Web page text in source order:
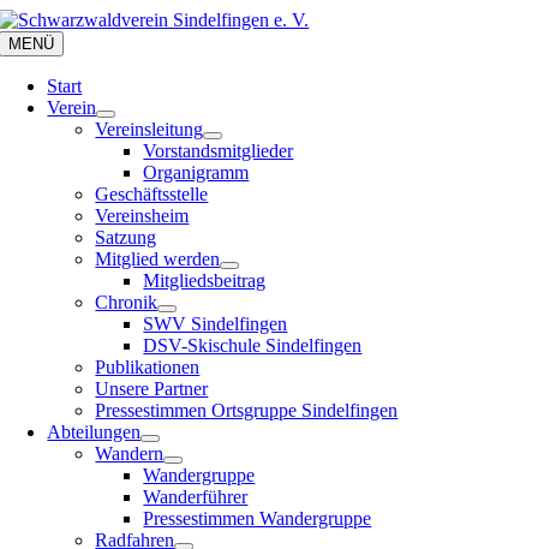
Zum
Inhalt
springen
MENÜ
Start
Verein
Vereinsleitung
Vorstandsmitglieder
Organigramm
Geschäftsstelle
Vereinsheim
Satzung
Mitglied werden
Mitgliedsbeitrag
Chronik
SWV Sindelfingen
DSV-Skischule Sindelfingen
Publikationen
Unsere Partner
Pressestimmen Ortsgruppe Sindelfingen
Abteilungen
Wandern
Wandergruppe
Wanderführer
Pressestimmen Wandergruppe
Radfahren